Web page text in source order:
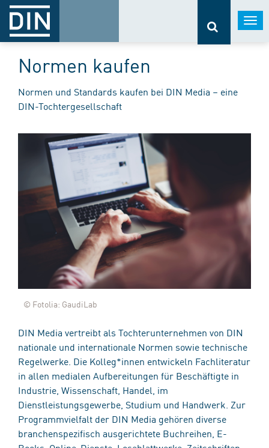
Normen kaufen
Normen und Standards kaufen bei DIN Media – eine
DIN-Tochtergesellschaft
© Fotolia: GaudiLab
DIN Media vertreibt als Tochterunternehmen von DIN
nationale und internationale Normen sowie technische
Regelwerke. Die Kolleg*innen entwickeln Fachliteratur
in allen medialen Aufbereitungen für Beschäftigte in
Industrie, Wissenschaft, Handel, im
Dienstleistungsgewerbe, Studium und Handwerk. Zur
Programmvielfalt der DIN Media gehören diverse
branchenspezifisch ausgerichtete Buchreihen, E-